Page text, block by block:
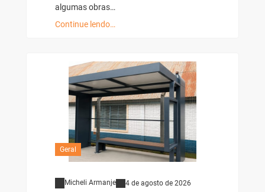
algumas obras…
Continue lendo…
Geral
Micheli Armanje 4 de agosto de 2026